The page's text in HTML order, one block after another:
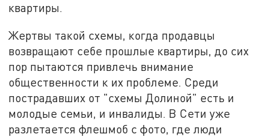
квартиры.
Жертвы такой схемы, когда продавцы
возвращают себе прошлые квартиры, до сих
пор пытаются привлечь внимание
общественности к их проблеме. Среди
пострадавших от "схемы Долиной" есть и
молодые семьи, и инвалиды. В Сети уже
разлетается флешмоб с фото, где люди